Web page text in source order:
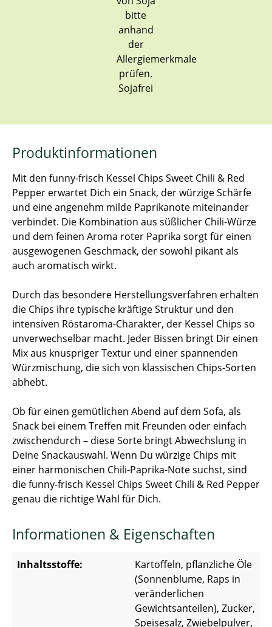
Sojafrei
Produktinformationen
Mit den funny-frisch Kessel Chips Sweet Chili & Red
Pepper erwartet Dich ein Snack, der würzige Schärfe
und eine angenehm milde Paprikanote miteinander
verbindet. Die Kombination aus süßlicher Chili-Würze
und dem feinen Aroma roter Paprika sorgt für einen
ausgewogenen Geschmack, der sowohl pikant als
auch aromatisch wirkt.
Durch das besondere Herstellungsverfahren erhalten
die Chips ihre typische kräftige Struktur und den
intensiven Röstaroma-Charakter, der Kessel Chips so
unverwechselbar macht. Jeder Bissen bringt Dir einen
Mix aus knuspriger Textur und einer spannenden
Würzmischung, die sich von klassischen Chips-Sorten
abhebt.
Ob für einen gemütlichen Abend auf dem Sofa, als
Snack bei einem Treffen mit Freunden oder einfach
zwischendurch – diese Sorte bringt Abwechslung in
Deine Snackauswahl. Wenn Du würzige Chips mit
einer harmonischen Chili-Paprika-Note suchst, sind
die funny-frisch Kessel Chips Sweet Chili & Red Pepper
genau die richtige Wahl für Dich.
Informationen & Eigenschaften
Inhaltsstoffe:
Kartoffeln, pflanzliche Öle
(Sonnenblume, Raps in
veränderlichen
Gewichtsanteilen), Zucker,
Speisesalz, Zwiebelpulver,